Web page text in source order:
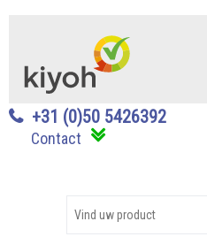
+31 (0)50 5426392
Contact